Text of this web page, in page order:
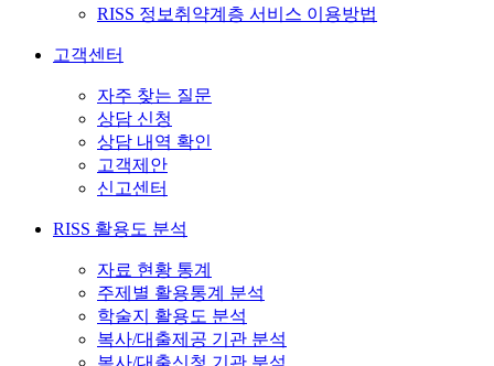
RISS 정보취약계층 서비스 이용방법
고객센터
자주 찾는 질문
상담 신청
상담 내역 확인
고객제안
신고센터
RISS 활용도 분석
자료 현황 통계
주제별 활용통계 분석
학술지 활용도 분석
복사/대출제공 기관 분석
복사/대출신청 기관 분석